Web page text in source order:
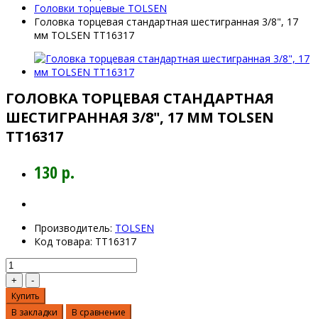
Головки торцевые TOLSEN
Головка торцевая стандартная шестигранная 3/8", 17
мм TOLSEN TT16317
ГОЛОВКА ТОРЦЕВАЯ СТАНДАРТНАЯ
ШЕСТИГРАННАЯ 3/8", 17 ММ TOLSEN
TT16317
130 р.
Производитель: TOLSEN
Код товара: TT16317
Купить
В закладки
В сравнение